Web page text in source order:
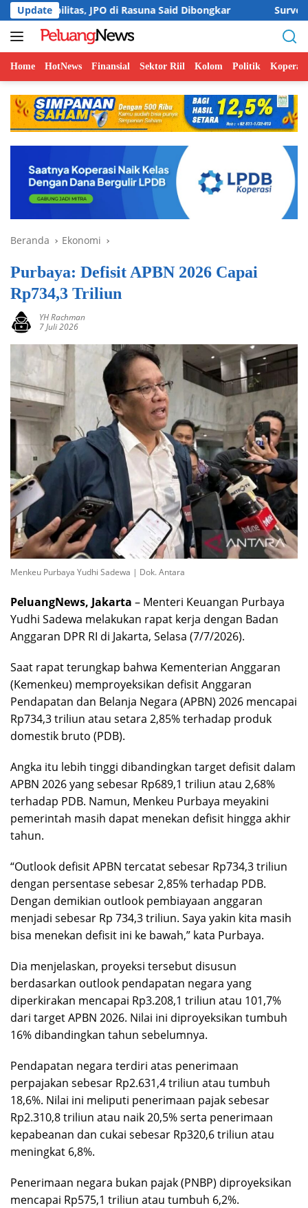
Langsung
ke
konten
Update
di Rasuna Said Dibongkar Survei BI: Harga
Home HotNews Finansial Sektor Riil Kolom Politik Koperasi
Beranda Ekonomi
Purbaya: Defisit APBN 2026 Capai
Rp734,3 Triliun
YH Rachman
7 Juli 2026
Menkeu Purbaya Yudhi Sadewa | Dok. Antara
PeluangNews, Jakarta – Menteri Keuangan Purbaya
Yudhi Sadewa melakukan rapat kerja dengan Badan
Anggaran DPR RI di Jakarta, Selasa (7/7/2026).
Saat rapat terungkap bahwa Kementerian Anggaran
(Kemenkeu) memproyeksikan defisit Anggaran
Pendapatan dan Belanja Negara (APBN) 2026 mencapai
Rp734,3 triliun atau setara 2,85% terhadap produk
domestik bruto (PDB).
Angka itu lebih tinggi dibandingkan target defisit dalam
APBN 2026 yang sebesar Rp689,1 triliun atau 2,68%
terhadap PDB. Namun, Menkeu Purbaya meyakini
pemerintah masih dapat menekan defisit hingga akhir
tahun.
“Outlook defisit APBN tercatat sebesar Rp734,3 triliun
dengan persentase sebesar 2,85% terhadap PDB.
Dengan demikian outlook pembiayaan anggaran
menjadi sebesar Rp 734,3 triliun. Saya yakin kita masih
bisa menekan defisit ini ke bawah,” kata Purbaya.
Dia menjelaskan, proyeksi tersebut disusun
berdasarkan outlook pendapatan negara yang
diperkirakan mencapai Rp3.208,1 triliun atau 101,7%
dari target APBN 2026. Nilai ini diproyeksikan tumbuh
16% dibandingkan tahun sebelumnya.
Pendapatan negara terdiri atas penerimaan
perpajakan sebesar Rp2.631,4 triliun atau tumbuh
18,6%. Nilai ini meliputi penerimaan pajak sebesar
Rp2.310,8 triliun atau naik 20,5% serta penerimaan
kepabeanan dan cukai sebesar Rp320,6 triliun atau
meningkat 6,8%.
Penerimaan negara bukan pajak (PNBP) diproyeksikan
mencapai Rp575,1 triliun atau tumbuh 6,2%.